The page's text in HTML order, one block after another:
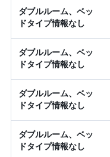
ダブルルーム、ベッ
ドタイプ情報なし
ダブルルーム、ベッ
ドタイプ情報なし
ダブルルーム、ベッ
ドタイプ情報なし
ダブルルーム、ベッ
ドタイプ情報なし